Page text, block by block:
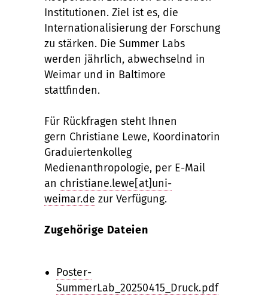
Institutionen. Ziel ist es, die
Internationalisierung der Forschung
zu stärken. Die Summer Labs
werden jährlich, abwechselnd in
Weimar und in Baltimore
stattfinden.
Für Rückfragen steht Ihnen
gern Christiane Lewe, Koordinatorin
Graduiertenkolleg
Medienanthropologie, per E-Mail
an christiane.lewe[at]uni-
weimar.de zur Verfügung.
Zugehörige Dateien
Poster-
SummerLab_20250415_Druck.pdf